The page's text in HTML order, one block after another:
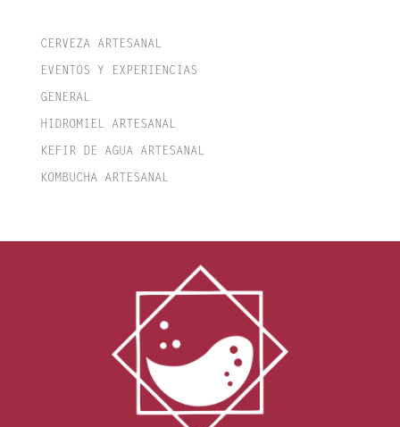
CERVEZA ARTESANAL
EVENTOS Y EXPERIENCIAS
GENERAL
HIDROMIEL ARTESANAL
KEFIR DE AGUA ARTESANAL
KOMBUCHA ARTESANAL